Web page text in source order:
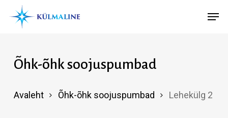
content
Õhk-õhk soojuspumbad
Avaleht Õhk-õhk soojuspumbad Lehekülg 2